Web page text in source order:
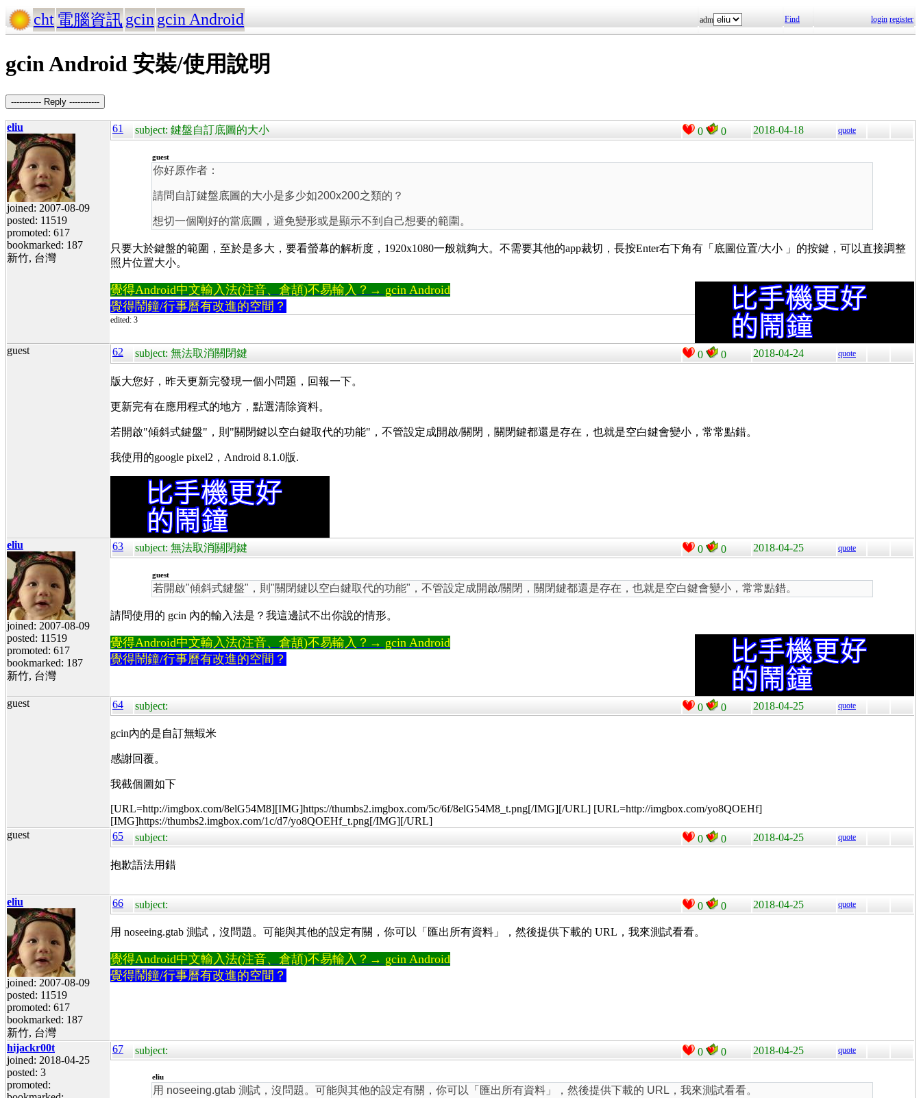
cht 電腦資訊 gcin gcin Android adm Find login register
gcin Android 安裝/使用說明
----------- Reply -----------
eliu
joined: 2007-08-09
posted: 11519
promoted: 617
bookmarked: 187
新竹, 台灣
61 subject: 鍵盤自訂底圖的大小 0 0 2018-04-18 quote
guest
你好原作者：
請問自訂鍵盤底圖的大小是多少如200x200之類的？
想切一個剛好的當底圖，避免變形或是顯示不到自己想要的範圍。
只要大於鍵盤的範圍，至於是多大，要看螢幕的解析度，1920x1080一般就夠大。不需要其他的app裁切，長按Enter右下角有「底圖位置/大小 」的按鍵，可以直接調整
照片位置大小。
覺得Android中文輸入法(注音、倉頡)不易輸入？→ gcin Android
覺得鬧鐘/行事曆有改進的空間？
edited: 3
guest 62 subject: 無法取消關閉鍵 0 0 2018-04-24 quote
版大您好，昨天更新完發現一個小問題，回報一下。
更新完有在應用程式的地方，點選清除資料。
若開啟"傾斜式鍵盤"，則"關閉鍵以空白鍵取代的功能"，不管設定成開啟/關閉，關閉鍵都還是存在，也就是空白鍵會變小，常常點錯。
我使用的google pixel2，Android 8.1.0版.
eliu
joined: 2007-08-09
posted: 11519
promoted: 617
bookmarked: 187
新竹, 台灣
63 subject: 無法取消關閉鍵 0 0 2018-04-25 quote
guest
若開啟"傾斜式鍵盤"，則"關閉鍵以空白鍵取代的功能"，不管設定成開啟/關閉，關閉鍵都還是存在，也就是空白鍵會變小，常常點錯。
請問使用的 gcin 內的輸入法是？我這邊試不出你說的情形。
覺得Android中文輸入法(注音、倉頡)不易輸入？→ gcin Android
覺得鬧鐘/行事曆有改進的空間？
guest 64 subject: 0 0 2018-04-25 quote
gcin內的是自訂無蝦米
感謝回覆。
我截個圖如下
[URL=http://imgbox.com/8elG54M8][IMG]https://thumbs2.imgbox.com/5c/6f/8elG54M8_t.png[/IMG][/URL] [URL=http://imgbox.com/yo8QOEHf]
[IMG]https://thumbs2.imgbox.com/1c/d7/yo8QOEHf_t.png[/IMG][/URL]
guest
65 subject: 0 0 2018-04-25 quote
抱歉語法用錯
eliu
joined: 2007-08-09
posted: 11519
promoted: 617
bookmarked: 187
新竹, 台灣
66 subject: 0 0 2018-04-25 quote
用 noseeing.gtab 測試，沒問題。可能與其他的設定有關，你可以「匯出所有資料」，然後提供下載的 URL，我來測試看看。
覺得Android中文輸入法(注音、倉頡)不易輸入？→ gcin Android
覺得鬧鐘/行事曆有改進的空間？
hijackr00t
joined: 2018-04-25
posted: 3
promoted:
67 subject: 0 0 2018-04-25 quote
eliu
用 noseeing.gtab 測試，沒問題。可能與其他的設定有關，你可以「匯出所有資料」，然後提供下載的 URL，我來測試看看。